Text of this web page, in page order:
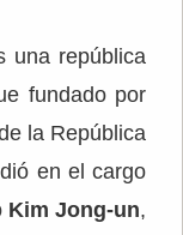
una república
fundado por
la República
en el cargo
Kim Jong-un,